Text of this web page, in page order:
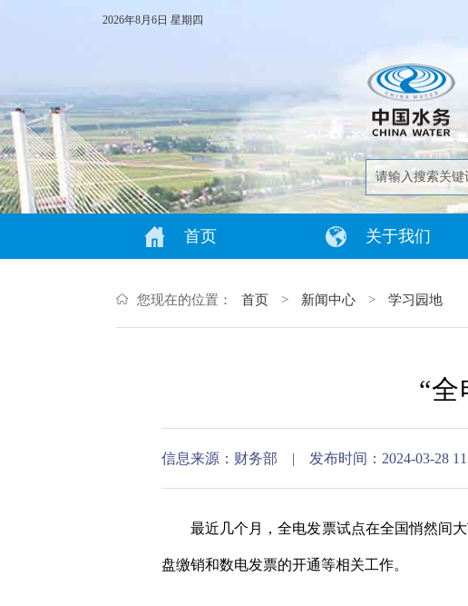
2026年8月6日 星期四
首页 关于我们
您现在的位置： 首页 > 新闻中心 > 学习园地
“
信息来源：财务部 | 发布时间：2024-03-28
最近几个月，全电发票试点在全国悄然间大
盘缴销和数电发票的开通等相关工作。